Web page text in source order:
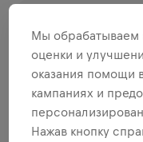
СБОР
Внеси свой вклад
пожертвований
спинного мозга.
Мы
оценки и
оказания помощи
кампаниях и
Нажав кнопку